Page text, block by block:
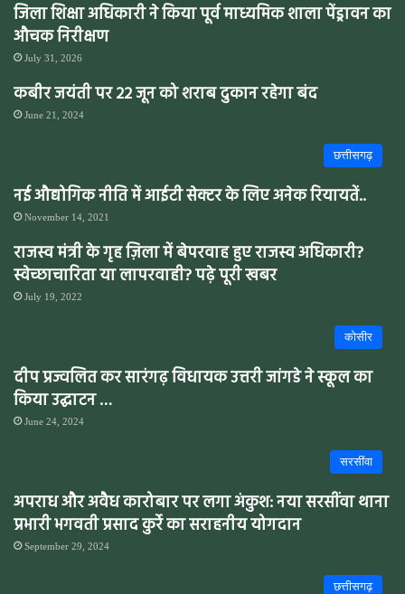
जिला शिक्षा अधिकारी ने किया पूर्व माध्यमिक शाला पेंड्रावन का
औचक निरीक्षण
July 31, 2026
कबीर जयंती पर 22 जून को शराब दुकान रहेगा बंद
June 21, 2024
छत्तीसगढ़
नई औद्योगिक नीति में आईटी सेक्टर के लिए अनेक रियायतें..
November 14, 2021
राजस्व मंत्री के गृह ज़िला में बेपरवाह हुए राजस्व अधिकारी?
स्वेच्छाचारिता या लापरवाही? पढ़े पूरी खबर
July 19, 2022
कोसीर
दीप प्रज्वलित कर सारंगढ़ विधायक उत्तरी जांगडे ने स्कूल का
किया उद्घाटन …
June 24, 2024
सरसींवा
अपराध और अवैध कारोबार पर लगा अंकुश: नया सरसींवा थाना
प्रभारी भगवती प्रसाद कुर्रे का सराहनीय योगदान
September 29, 2024
छत्तीसगढ़